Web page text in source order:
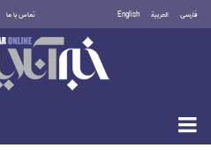
فارسی العربية English تماس با ما
جمعه ۱۶ مرداد ۱۴۰۵